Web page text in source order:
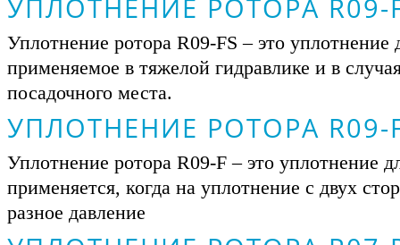
УПЛОТНЕНИЕ РОТОРА R09-
Уплотнение ротора R09-FS – это уплотнение
применяемое в тяжелой гидравлике и в
посадочного места.
УПЛОТНЕНИЕ РОТОРА R09-
Уплотнение ротора R09-F – это уплотнение
применяется, когда на уплотнение с двух
разное давление